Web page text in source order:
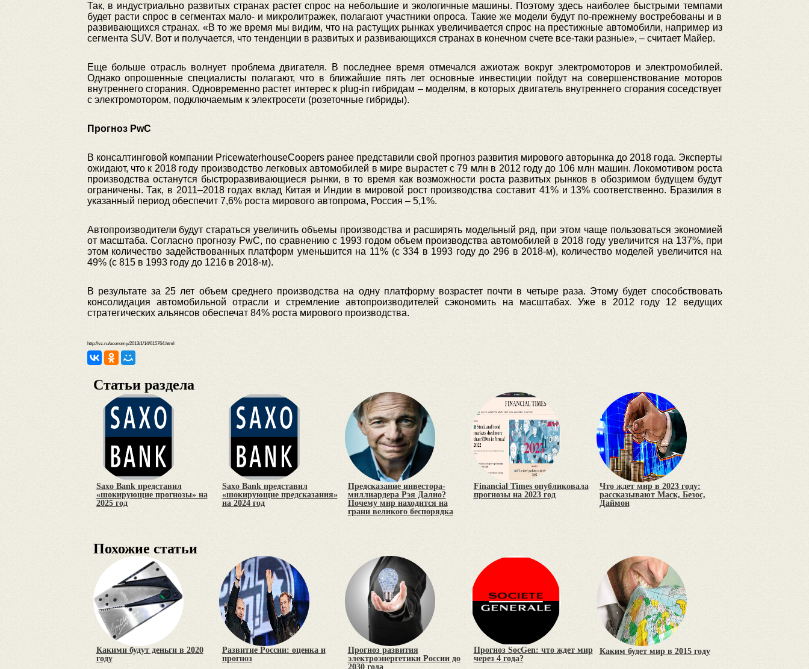
Так, в индустриально развитых странах растет спрос на небольшие и экологичные машины. Поэтому здесь наиболее быстрыми темпами
будет расти спрос в сегментах мало- и микролитражек, полагают участники опроса. Такие же модели будут по-прежнему востребованы и в
развивающихся странах. «В то же время мы видим, что на растущих рынках увеличивается спрос на престижные автомобили, например из
сегмента SUV. Вот и получается, что тенденции в развитых и развивающихся странах в конечном счете все-таки разные», – считает Майер.
Еще больше отрасль волнует проблема двигателя. В последнее время отмечался ажиотаж вокруг электромоторов и электромобилей.
Однако опрошенные специалисты полагают, что в ближайшие пять лет основные инвестиции пойдут на совершенствование моторов
внутреннего сгорания. Одновременно растет интерес к plug-in гибридам – моделям, в которых двигатель внутреннего сгорания соседствует
с электромотором, подключаемым к электросети (розеточные гибриды).
Прогноз PwC
В консалтинговой компании PricewaterhouseCoopers ранее представили свой прогноз развития мирового авторынка до 2018 года. Эксперты
ожидают, что к 2018 году производство легковых автомобилей в мире вырастет с 79 млн в 2012 году до 106 млн машин. Локомотивом роста
производства останутся быстроразвивающиеся рынки, в то время как возможности роста развитых рынков в обозримом будущем будут
ограничены. Так, в 2011–2018 годах вклад Китая и Индии в мировой рост производства составит 41% и 13% соответственно. Бразилия в
указанный период обеспечит 7,6% роста мирового автопрома, Россия – 5,1%.
Автопроизводители будут стараться увеличить объемы производства и расширять модельный ряд, при этом чаще пользоваться экономией
от масштаба. Согласно прогнозу PwC, по сравнению с 1993 годом объем производства автомобилей в 2018 году увеличится на 137%, при
этом количество задействованных платформ уменьшится на 11% (с 334 в 1993 году до 296 в 2018-м), количество моделей увеличится на
49% (с 815 в 1993 году до 1216 в 2018-м).
В результате за 25 лет объем среднего производства на одну платформу возрастет почти в четыре раза. Этому будет способствовать
консолидация автомобильной отрасли и стремление автопроизводителей сэкономить на масштабах. Уже в 2012 году 12 ведущих
стратегических альянсов обеспечат 84% роста мирового производства.
http://vz.ru/economy/2013/1/14/615764.html
Статьи раздела
Saxo Bank представил
«шокирующие прогнозы» на
2025 год
Saxo Bank представил
«шокирующие предсказания»
на 2024 год
Предсказание инвестора-
миллиардера Рэя Далио?
Почему мир находится на
грани великого беспорядка
Financial Times опубликовала
прогнозы на 2023 год
Что ждет мир в 2023 году:
рассказывают Маск, Безос,
Даймон
Похожие статьи
Какими будут деньги в 2020
году
Развитие России: оценка и
прогноз
Прогноз развития
электроэнергетики России до
2030 года
Прогноз SocGen: что ждет мир
через 4 года?
Каким будет мир в 2015 году